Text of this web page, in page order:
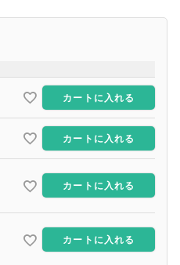
カートに入れる
カートに入れる
カートに入れる
カートに入れる